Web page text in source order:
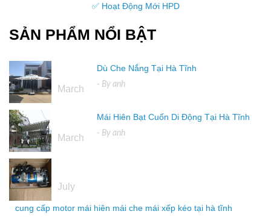
✅ Hoạt Động Mới HPD
SẢN PHẨM NỔI BẬT
March
Dù Che Nắng Tại Hà Tĩnh
- By anh
March
Mái Hiên Bạt Cuốn Di Động Tại Hà Tĩnh
- By anh
July
cung cấp motor mái hiên mái che mái xếp kéo tại hà tĩnh